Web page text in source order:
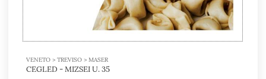
VENETO > TREVISO > MASER
CEGLED - MIZSEI U. 35